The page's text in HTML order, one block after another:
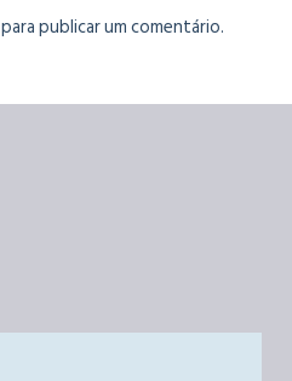
para publicar um comentário.